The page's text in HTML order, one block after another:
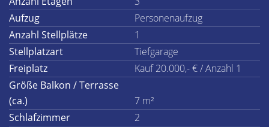
Aufzug
Personenaufzug
Anzahl Stellplätze
1
Stellplatzart
Tiefgarage
Freiplatz
Kauf 20.000,- € / Anzahl 1
Größe Balkon / Terrasse
(ca.)
7 m²
Schlafzimmer
2